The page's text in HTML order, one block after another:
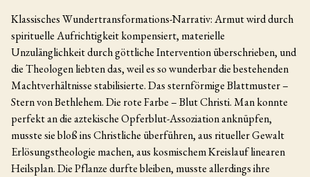
Klassisches Wundertransformations-Narrativ: Armut wird durch
spirituelle Aufrichtigkeit kompensiert, materielle
Unzulänglichkeit durch göttliche Intervention überschrieben, und
die Theologen liebten das, weil es so wunderbar die bestehenden
Machtverhältnisse stabilisierte. Das sternförmige Blattmuster –
Stern von Bethlehem. Die rote Farbe – Blut Christi. Man konnte
perfekt an die aztekische Opferblut-Assoziation anknüpfen,
musste sie bloß ins Christliche überführen, aus ritueller Gewalt
Erlösungstheologie machen, aus kosmischem Kreislauf linearen
Heilsplan. Die Pflanze durfte bleiben, musste allerdings ihre